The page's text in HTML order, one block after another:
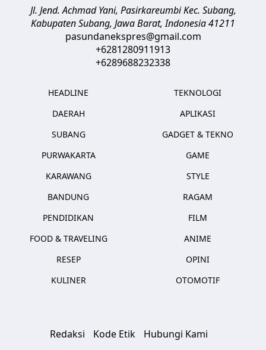
Jl. Jend. Achmad Yani, Pasirkareumbi Kec. Subang,
Kabupaten Subang, Jawa Barat,Indonesia41211
pasundanekspres@gmail.com
+6281280911913
+6289688232338
HEADLINE
DAERAH
SUBANG
PURWAKARTA
KARAWANG
BANDUNG
PENDIDIKAN
FOOD & TRAVELING
RESEP
KULINER
TEKNOLOGI
APLIKASI
GADGET & TEKNO
GAME
STYLE
RAGAM
FILM
ANIME
OPINI
OTOMOTIF
Redaksi Kode Etik
Hubungi Kami